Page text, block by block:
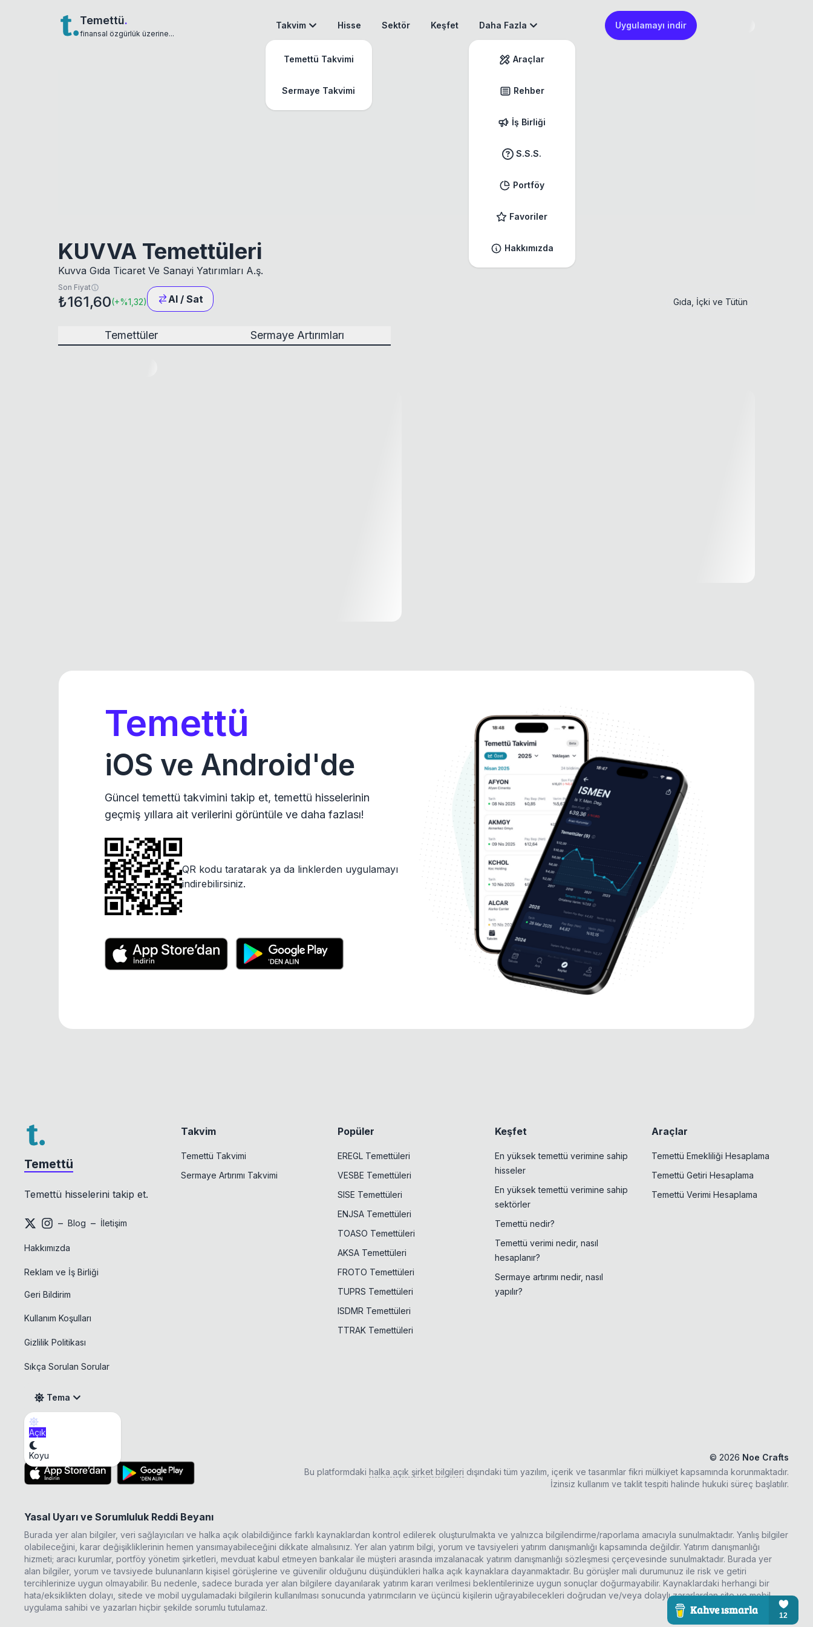
Temettü.
finansal özgürlük üzerine...
Takvim
Temettü Takvimi
Sermaye Takvimi
Hisse Sektör Keşfet Daha Fazla
Araçlar
Rehber
İş Birliği
S.S.S.
Portföy
Favoriler
Hakkımızda
Uygulamayı indir
KUVVA Temettüleri
Kuvva Gıda Ticaret Ve Sanayi Yatırımları A.ş.
Son Fiyat
₺161,60(+%1,32) Al / Sat Gıda, İçki ve Tütün
Temettüler Sermaye Artırımları
Temettü
iOS ve Android'de
Güncel temettü takvimini takip et, temettü hisselerinin
geçmiş yıllara ait verilerini görüntüle ve daha fazlası!
QR kodu taratarak ya da linklerden uygulamayı
indirebilirsiniz.
Temettü
Temettü hisselerini takip et.
– Blog – İletişim
Hakkımızda
Reklam ve İş Birliği
Geri Bildirim
Kullanım Koşulları
Gizlilik Politikası
Sıkça Sorulan Sorular
Tema
Açık
Koyu
Takvim
Temettü Takvimi
Sermaye Artırımı Takvimi
Popüler
EREGL Temettüleri
VESBE Temettüleri
SISE Temettüleri
ENJSA Temettüleri
TOASO Temettüleri
AKSA Temettüleri
FROTO Temettüleri
TUPRS Temettüleri
ISDMR Temettüleri
TTRAK Temettüleri
Keşfet
En yüksek temettü verimine sahip
hisseler
En yüksek temettü verimine sahip
sektörler
Temettü nedir?
Temettü verimi nedir, nasıl
hesaplanır?
Sermaye artırımı nedir, nasıl
yapılır?
Araçlar
Temettü Emekliliği Hesaplama
Temettü Getiri Hesaplama
Temettü Verimi Hesaplama
Mobil Uygulama
© 2026 Noe Crafts
Bu platformdaki halka açık şirket bilgileri dışındaki tüm yazılım, içerik ve tasarımlar fikri mülkiyet kapsamında korunmaktadır.
İzinsiz kullanım ve taklit tespiti halinde hukuki süreç başlatılır.
Yasal Uyarı ve Sorumluluk Reddi Beyanı
Burada yer alan bilgiler, veri sağlayıcıları ve halka açık olabildiğince farklı kaynaklardan kontrol edilerek oluşturulmakta ve yalnızca bilgilendirme/raporlama amacıyla sunulmaktadır. Yanlış bilgiler
olabileceğini, karar değişikliklerinin hemen yansımayabileceğini dikkate almalısınız. Yer alan yatırım bilgi, yorum ve tavsiyeleri yatırım danışmanlığı kapsamında değildir. Yatırım danışmanlığı
hizmeti; aracı kurumlar, portföy yönetim şirketleri, mevduat kabul etmeyen bankalar ile müşteri arasında imzalanacak yatırım danışmanlığı sözleşmesi çerçevesinde sunulmaktadır. Burada yer
alan bilgiler, yorum ve tavsiyede bulunanların kişisel görüşlerine ve güvenilir olduğunu düşündükleri halka açık kaynaklara dayanmaktadır. Bu görüşler mali durumunuz ile risk ve getiri
tercihlerinize uygun olmayabilir. Bu nedenle, sadece burada yer alan bilgilere dayanılarak yatırım kararı verilmesi beklentilerinize uygun sonuçlar doğurmayabilir. Kaynaklardaki herhangi bir
hata/eksiklikten dolayı, sitede ve mobil uygulamadaki bilgilerin kullanılması sonucunda yatırımcıların ve üçüncü kişilerin uğrayabilecekleri doğrudan ve/veya dolaylı zararlardan site ve mobil
uygulama sahibi ve yazarları hiçbir şekilde sorumlu tutulamaz.